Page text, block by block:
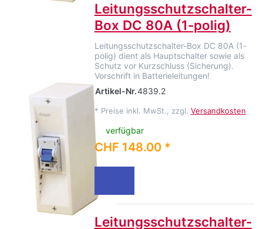
Leitungsschutzschalter-
Box DC 80A (1-polig)
Leitungsschutzschalter-Box DC 80A (1-
polig) dient als Hauptschalter sowie als
Schutz vor Kurzschluss (Sicherung).
Vorschrift in Batterieleitungen!
Artikel-Nr.4839.2
* Preise inkl. MwSt., zzgl. Versandkosten
verfügbar
CHF 148.00 *
Leitungsschutzschalter-